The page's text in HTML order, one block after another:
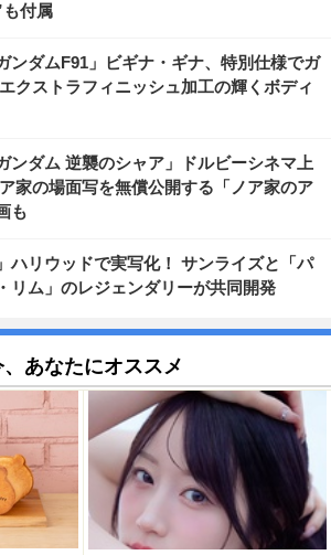
付属
ンダムF91」ビギナ・ギナ、特別仕様でガ
クストラフィニッシュ加工の輝くボディ
ンダム 逆襲のシャア」ドルビーシネマ上
家の場面写を無償公開する「ノア家のア
も
ハリウッドで実写化！ サンライズと「パ
リム」のレジェンダリーが共同開発
、あなたにオススメ